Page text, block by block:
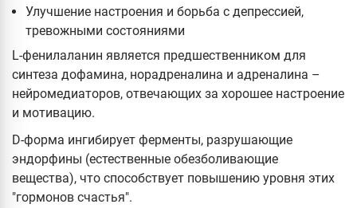
Улучшение настроения и борьба с депрессией,
тревожными состояниями
L-фенилаланин является предшественником для
синтеза дофамина, норадреналина и адреналина –
нейромедиаторов, отвечающих за хорошее настроение
и мотивацию.
D-форма ингибирует ферменты, разрушающие
эндорфины (естественные обезболивающие
вещества), что способствует повышению уровня этих
"гормонов счастья".